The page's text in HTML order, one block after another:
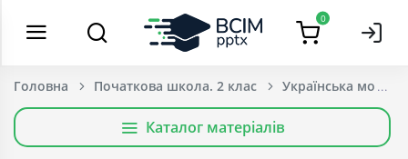
0
Головна Початкова школа. 2 клас Українська мова
Каталог матеріалів